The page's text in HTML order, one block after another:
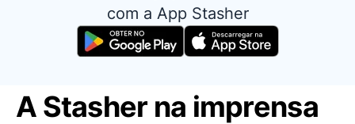
com a App Stasher
A Stasher na imprensa